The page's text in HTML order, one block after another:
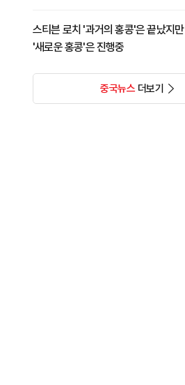
스티븐 로치 '과거의 홍콩'은 끝났지만
'새로운 홍콩'은 진행중
중국뉴스더보기